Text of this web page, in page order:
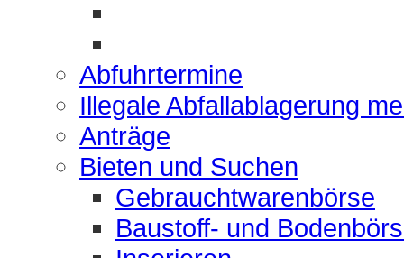
Abfuhrtermine
Illegale Abfallablagerung
Anträge
Bieten und Suchen
Gebrauchtwarenbörse
Baustoff- und